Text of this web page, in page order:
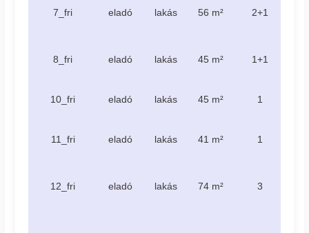
7_fri eladó lakás 56 m² 2+1
8_fri eladó lakás 45 m² 1+1
10_fri eladó lakás 45 m² 1
11_fri eladó lakás 41 m² 1
12_fri eladó lakás 74 m² 3